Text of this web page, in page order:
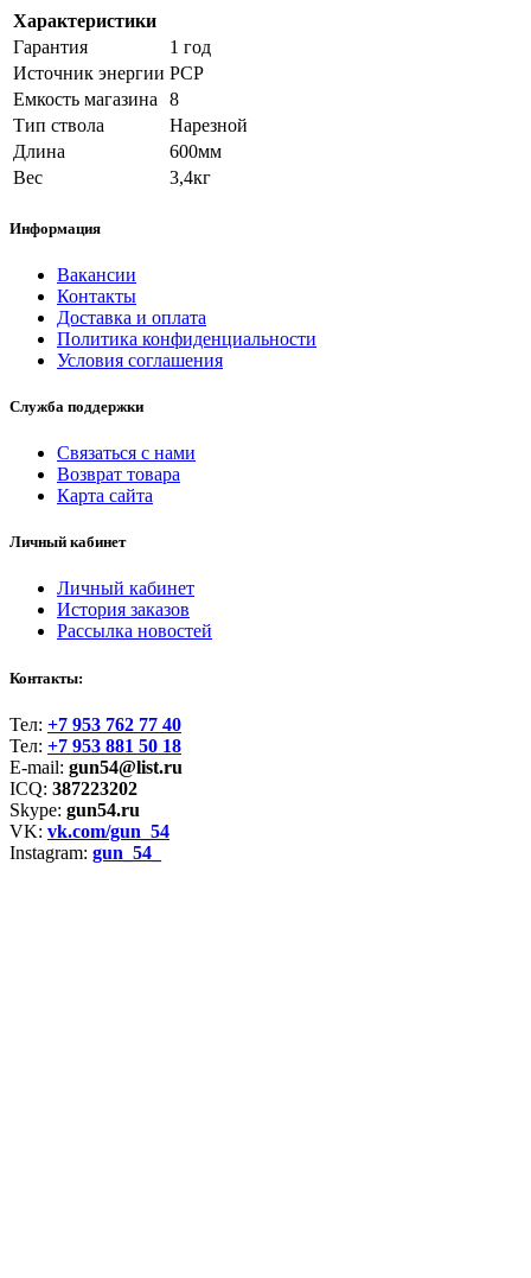
Характеристики
Гарантия
1 год
Источник энергии PCP
Емкость магазина
8
Тип ствола
Нарезной
Длина
600мм
Вес
3,4кг
Информация
Вакансии
Контакты
Доставка и оплата
Политика конфиденциальности
Условия соглашения
Служба поддержки
Связаться с нами
Возврат товара
Карта сайта
Личный кабинет
Личный кабинет
История заказов
Рассылка новостей
Контакты:
Тел: +7 953 762 77 40
Тел: +7 953 881 50 18
E-mail: gun54@list.ru
ICQ: 387223202
Skype: gun54.ru
VK: vk.com/gun_54
Instagram: gun_54_